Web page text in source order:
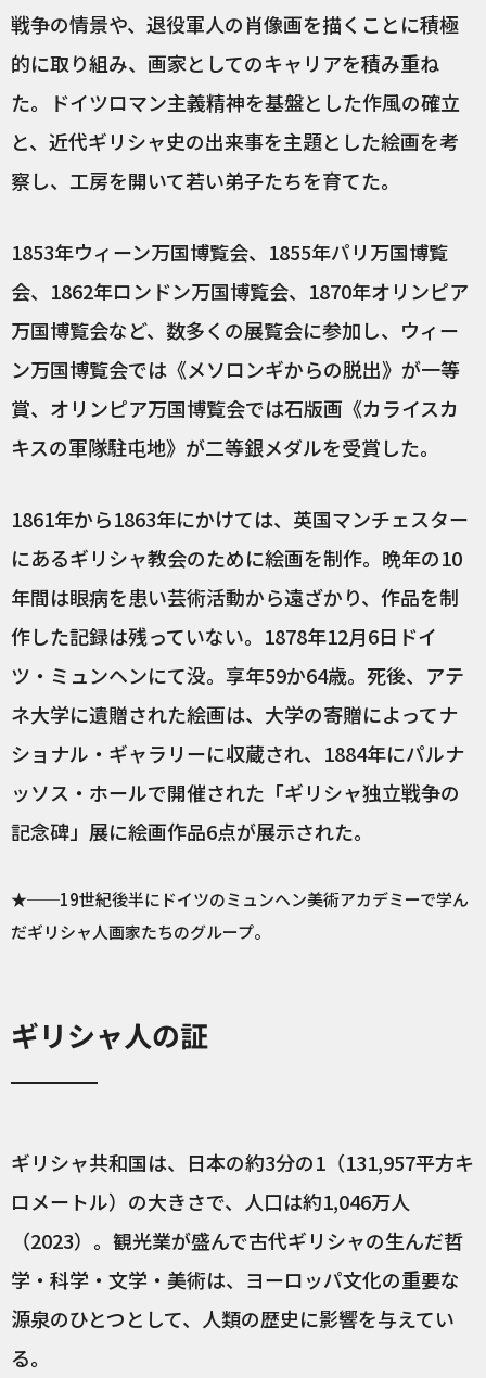
戦争の情景や、退役軍人の肖像画を描くことに積極
的に取り組み、画家としてのキャリアを積み重ね
た。ドイツロマン主義精神を基盤とした作風の確立
と、近代ギリシャ史の出来事を主題とした絵画を考
察し、工房を開いて若い弟子たちを育てた。
1853年ウィーン万国博覧会、1855年パリ万国博覧
会、1862年ロンドン万国博覧会、1870年オリンピア
万国博覧会など、数多くの展覧会に参加し、ウィー
ン万国博覧会では《メソロンギからの脱出》が一等
賞、オリンピア万国博覧会では石版画《カライスカ
キスの軍隊駐屯地》が二等銀メダルを受賞した。
1861年から1863年にかけては、英国マンチェスター
にあるギリシャ教会のために絵画を制作。晩年の10
年間は眼病を患い芸術活動から遠ざかり、作品を制
作した記録は残っていない。1878年12月6日ドイ
ツ・ミュンヘンにて没。享年59か64歳。死後、アテ
ネ大学に遺贈された絵画は、大学の寄贈によってナ
ショナル・ギャラリーに収蔵され、1884年にパルナ
ッソス・ホールで開催された「ギリシャ独立戦争の
記念碑」展に絵画作品6点が展示された。
★──19世紀後半にドイツのミュンヘン美術アカデミーで学ん
だギリシャ人画家たちのグループ。
ギリシャ人の証
ギリシャ共和国は、日本の約3分の1（131,957平方キ
ロメートル）の大きさで、人口は約1,046万人
（2023）。観光業が盛んで古代ギリシャの生んだ哲
学・科学・文学・美術は、ヨーロッパ文化の重要な
源泉のひとつとして、人類の歴史に影響を与えてい
る。